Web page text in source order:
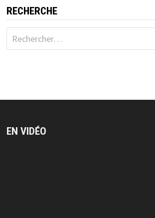
RECHERCHE
Rechercher :
EN VIDÉO